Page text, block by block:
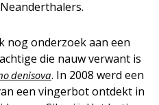
nog onderzoek aan een
die nauw verwant is
denisova. In 2008 werd een
een vingerbot ontdekt in